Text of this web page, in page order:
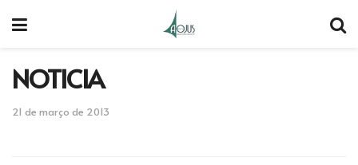
NOTICIA
21 de março de 2013